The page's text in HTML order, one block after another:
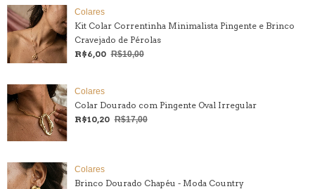
Colares
Kit Colar Correntinha Minimalista Pingente e Brinco
Cravejado de Pérolas
R$6,00 R$10,00
Colares
Colar Dourado com Pingente Oval Irregular
R$10,20 R$17,00
Colares
Brinco Dourado Chapéu - Moda Country